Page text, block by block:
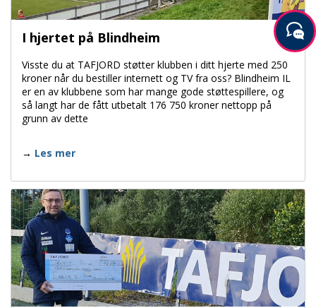
I hjertet på Blindheim
Visste du at TAFJORD støtter klubben i ditt hjerte med 250
kroner når du bestiller internett og TV fra oss? Blindheim IL
er en av klubbene som har mange gode støttespillere, og
så langt har de fått utbetalt 176 750 kroner nettopp på
grunn av dette
Les mer